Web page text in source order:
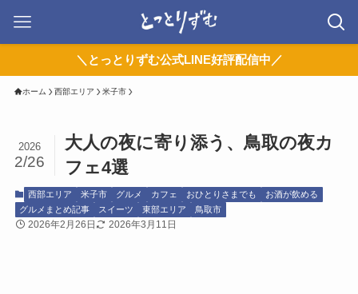
＼とっとりずむ公式LINE好評配信中／
ホーム 西部エリア 米子市
大人の夜に寄り添う、鳥取の夜カ
フェ4選
2026
2/26
西部エリア 米子市 グルメ カフェ おひとりさまでも
お酒が飲める
グルメまとめ記事
スイーツ 東部エリア 鳥取市
2026年2月26日 2026年3月11日